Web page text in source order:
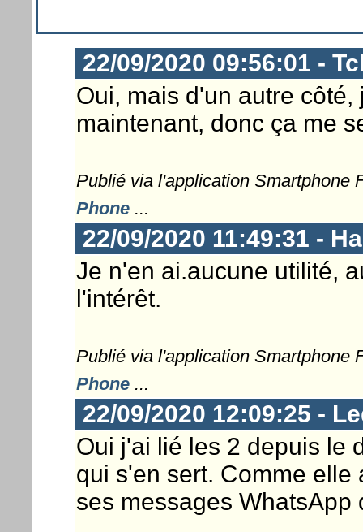
22/09/2020 09:56:01 -
Oui, mais d'un autre
maintenant, donc ça me
Publié via l'application Smartphone
Phone...
22/09/2020 11:49:31 -
Je n'en ai.aucune utilité,
l'intérêt.
Publié via l'application Smartphone
Phone...
22/09/2020 12:09:25 -
Oui j'ai lié les 2 depuis le
qui s'en sert. Comme
ses messages WhatsApp